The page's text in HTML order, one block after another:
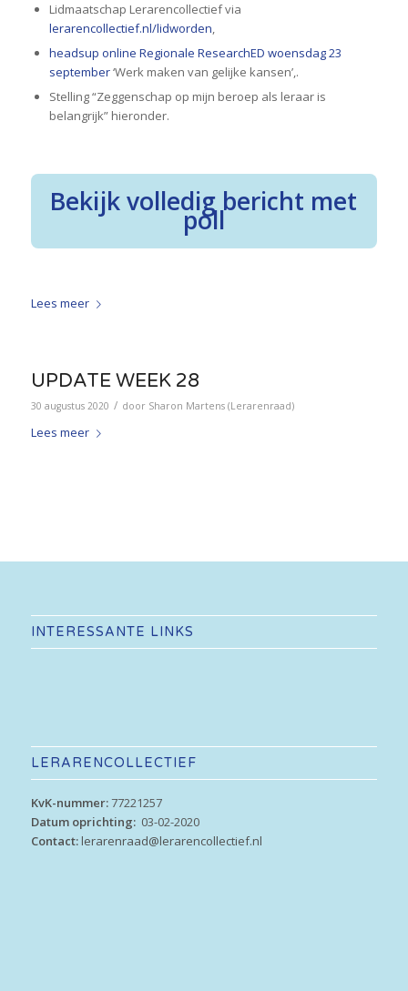
Lidmaatschap Lerarencollectief via
lerarencollectief.nl/lidworden,
headsup online Regionale ResearchED woensdag 23
september‘Werk maken van gelijke kansen’,.
Stelling “Zeggenschap op mijn beroep als leraar is
belangrijk” hieronder.
Bekijk volledig bericht met
poll
Lees meer
UPDATE WEEK 28
30 augustus 2020 / door Sharon Martens (Lerarenraad)
Lees meer
INTERESSANTE LINKS
LERARENCOLLECTIEF
KvK-nummer:77221257
Datum oprichting: 03-02-2020
Contact: lerarenraad@lerarencollectief.nl